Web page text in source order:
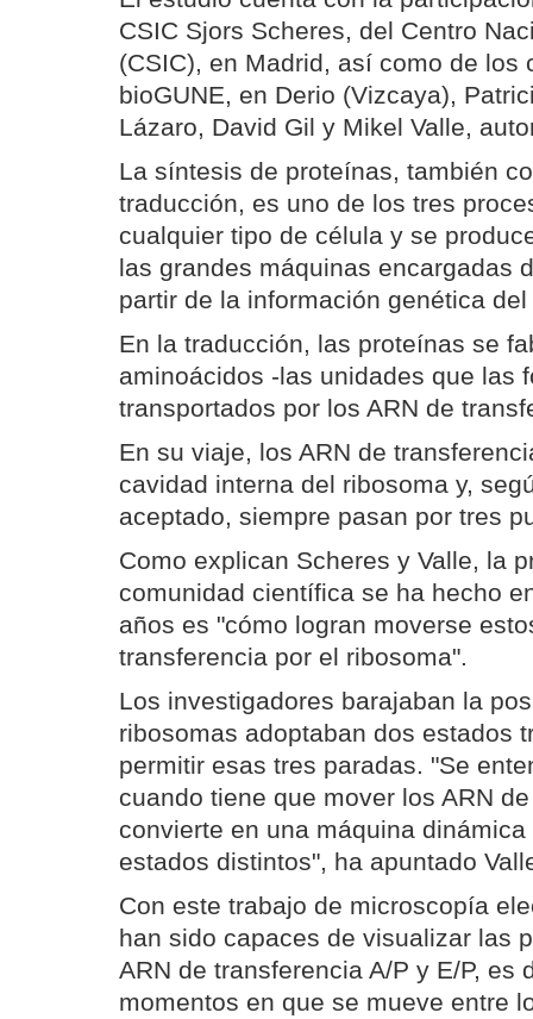
CSIC Sjors Scheres, del Centro
(CSIC), en Madrid, así como de los
bioGUNE, en Derio (Vizcaya),
Lázaro, David Gil y Mikel Valle,
La síntesis de proteínas, también
traducción, es uno de los tres
cualquier tipo de célula y se
las grandes máquinas encargadas
partir de la información genética del
En la traducción, las proteínas se
aminoácidos -las unidades que las
transportados por los ARN de
En su viaje, los ARN de
cavidad interna del ribosoma y,
aceptado, siempre pasan por tres
Como explican Scheres y Valle, la
comunidad científica se ha hecho
años es "cómo logran moverse
transferencia por el ribosoma".
Los investigadores barajaban la
ribosomas adoptaban dos estados
permitir esas tres paradas. "Se
cuando tiene que mover los ARN
convierte en una máquina
estados distintos", ha apuntado
Con este trabajo de microscopía
han sido capaces de visualizar las
ARN de transferencia A/P y E/P, es
momentos en que se mueve entre